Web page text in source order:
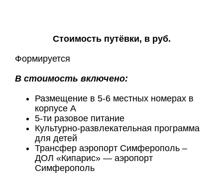
Стоимость путёвки, в руб.
Формируется
В стоимость включено:
Размещение в 5-6 местных номерах в
корпусе А
5-ти разовое питание
Культурно-развлекательная программа
для детей
Трансфер аэропорт Симферополь –
ДОЛ «Кипарис» — аэропорт
Симферополь